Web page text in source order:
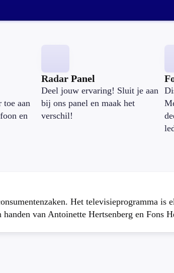
toe aan
en
Radar Panel
Deel jouw ervaring! Sluit je aan
bij ons panel en maak het
verschil!
Het televisieprogramma is
van Antoinette Hertsenberg en Fons